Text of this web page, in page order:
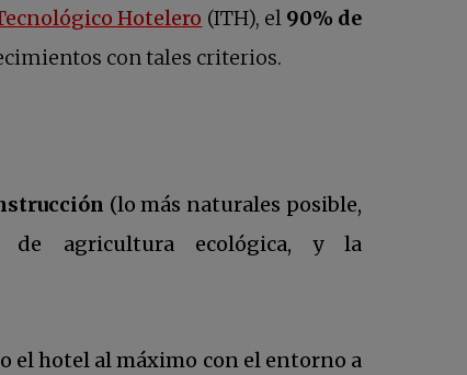
pestaña nuevaHotelero se abre en una pestaña
(ITH), el 90% de
con tales criterios.
(lo más naturales posible,
de agricultura ecológica, y la
el hotel al máximo con el entorno a